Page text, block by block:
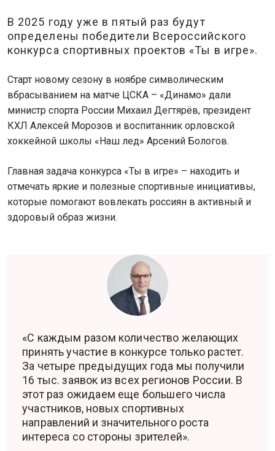
В 2025 году уже в пятый раз будут
определены победители Всероссийского
конкурса спортивных проектов «Ты в игре».
Старт новому сезону в ноябре символическим
вбрасыванием на матче ЦСКА – «Динамо» дали
министр спорта России Михаил Дегтярёв, президент
КХЛ Алексей Морозов и воспитанник орловской
хоккейной школы «Наш лед» Арсений Бологов.
Главная задача конкурса «Ты в игре» – находить и
отмечать яркие и полезные спортивные инициативы,
которые помогают вовлекать россиян в активный и
здоровый образ жизни.
«С каждым разом количество желающих
принять участие в конкурсе только растет.
За четыре предыдущих года мы получили
16 тыс. заявок из всех регионов России. В
этот раз ожидаем еще большего числа
участников, новых спортивных
направлений и значительного роста
интереса со стороны зрителей».